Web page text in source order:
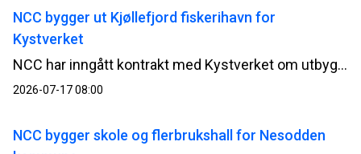
NCC bygger ut Kjøllefjord fiskerihavn for
Kystverket
NCC har inngått kontrakt med Kystverket om utbygging av Kjøllefjord fiskerihavn i Lebesby kommune i Finnmark. Kontrakten har en verdi på 510 millioner norske kroner.
2026-07-17 08:00
NCC bygger skole og flerbrukshall for Nesodden